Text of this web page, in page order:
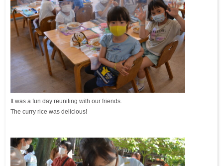
It was a fun day reuniting with our friends.
The curry rice was delicious!